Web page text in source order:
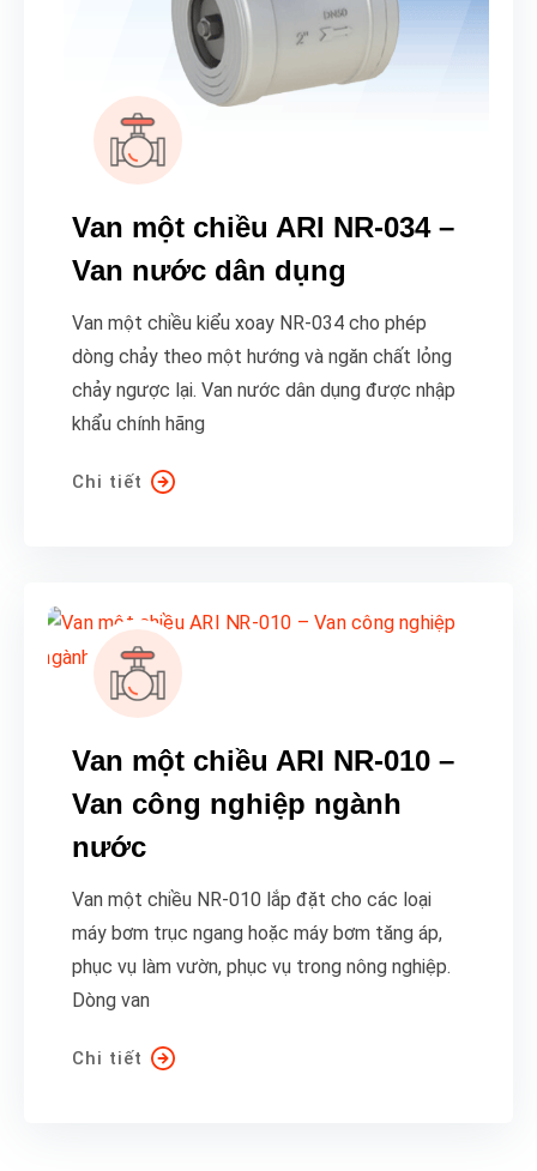
Van một chiều ARI NR-034 –
Van nước dân dụng
Van một chiều kiểu xoay NR-034 cho phép
dòng chảy theo một hướng và ngăn chất lỏng
chảy ngược lại. Van nước dân dụng được nhập
khẩu chính hãng
Chi tiết
Van một chiều ARI NR-010 –
Van công nghiệp ngành
nước
Van một chiều NR-010 lắp đặt cho các loại
máy bơm trục ngang hoặc máy bơm tăng áp,
phục vụ làm vườn, phục vụ trong nông nghiệp.
Dòng van
Chi tiết